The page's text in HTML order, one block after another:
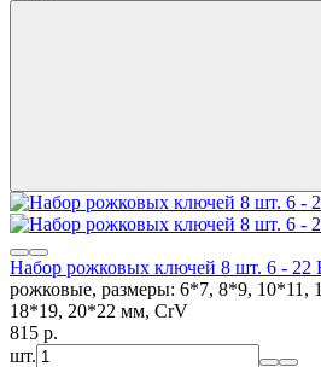
Набор рожковых ключей 8 шт. 6 - 22
рожковые, размеры: 6*7, 8*9, 10*11,
18*19, 20*22 мм, CrV
815 p.
шт.